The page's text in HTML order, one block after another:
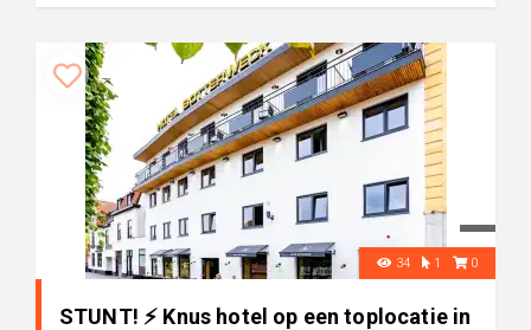
34 1 0
STUNT! ⚡ Knus hotel op een toplocatie in